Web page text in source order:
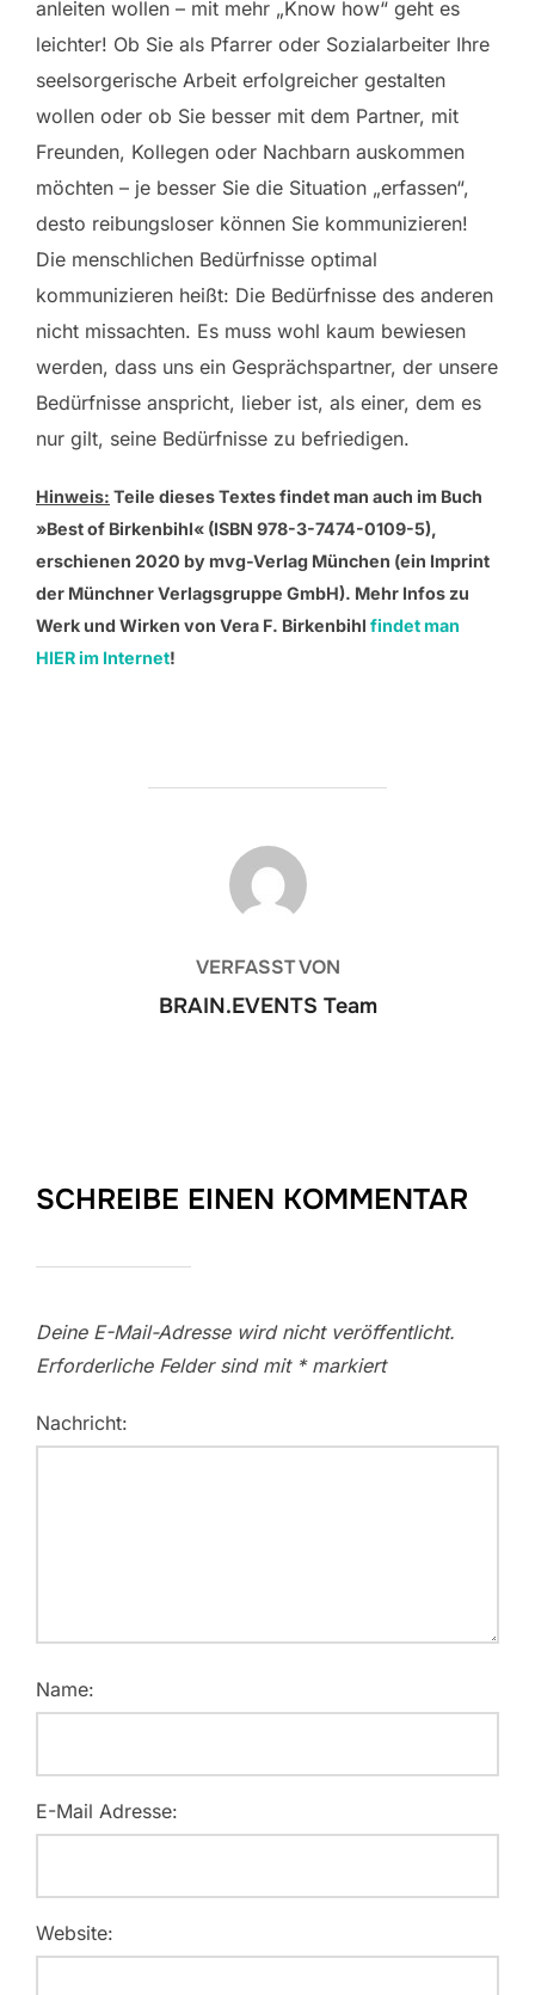
anleiten wollen – mit mehr „Know how“ geht es
leichter! Ob Sie als Pfarrer oder Sozialarbeiter Ihre
seelsorgerische Arbeit erfolgreicher gestalten
wollen oder ob Sie besser mit dem Partner, mit
Freunden, Kollegen oder Nachbarn auskommen
möchten – je besser Sie die Situation „erfassen“,
desto reibungsloser können Sie kommunizieren!
Die menschlichen Bedürfnisse optimal
kommunizieren heißt: Die Bedürfnisse des anderen
nicht missachten. Es muss wohl kaum bewiesen
werden, dass uns ein Gesprächspartner, der unsere
Bedürfnisse anspricht, lieber ist, als einer, dem es
nur gilt, seine Bedürfnisse zu befriedigen.
Hinweis: Teile dieses Textes findet man auch im Buch
»Best of Birkenbihl« (ISBN 978-3-7474-0109-5),
erschienen 2020 by mvg-Verlag München (ein Imprint
der Münchner Verlagsgruppe GmbH). Mehr Infos zu
Werk und Wirken von Vera F. Birkenbihl findet man
HIER im Internet!
BEITRAGSAUTOR
VERFASST VON
BRAIN.EVENTS Team
SCHREIBE EINEN KOMMENTAR
Deine E-Mail-Adresse wird nicht veröffentlicht.
Erforderliche Felder sind mit *markiert
Nachricht:
Name:
E-Mail Adresse:
Website: